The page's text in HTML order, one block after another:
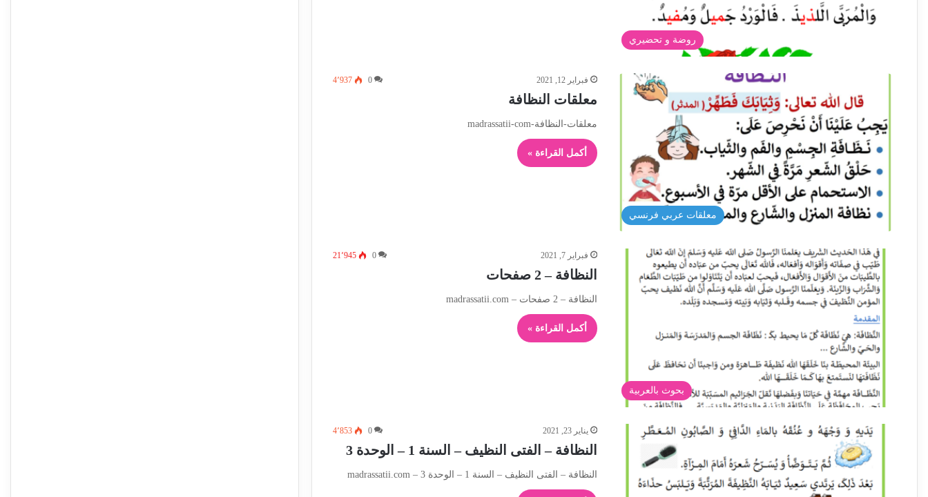
روضة و تحضيري
معلقات عربي فرنسي
فبراير 12, 2021 0 4٬937
معلقات النظافة
معلقات-النظافة-madrassatii-com
أكمل القراءة »
بحوث بالعربية
فبراير 7, 2021 0 21٬945
النظافة – 2 صفحات
النظافة – 2 صفحات – madrassatii.com
أكمل القراءة »
يناير 23, 2021 0 4٬853
النظافة – الفتى النظيف – السنة 1 – الوحدة 3
النظافة – الفتى النظيف – السنة 1 – الوحدة 3 – madrassatii.com